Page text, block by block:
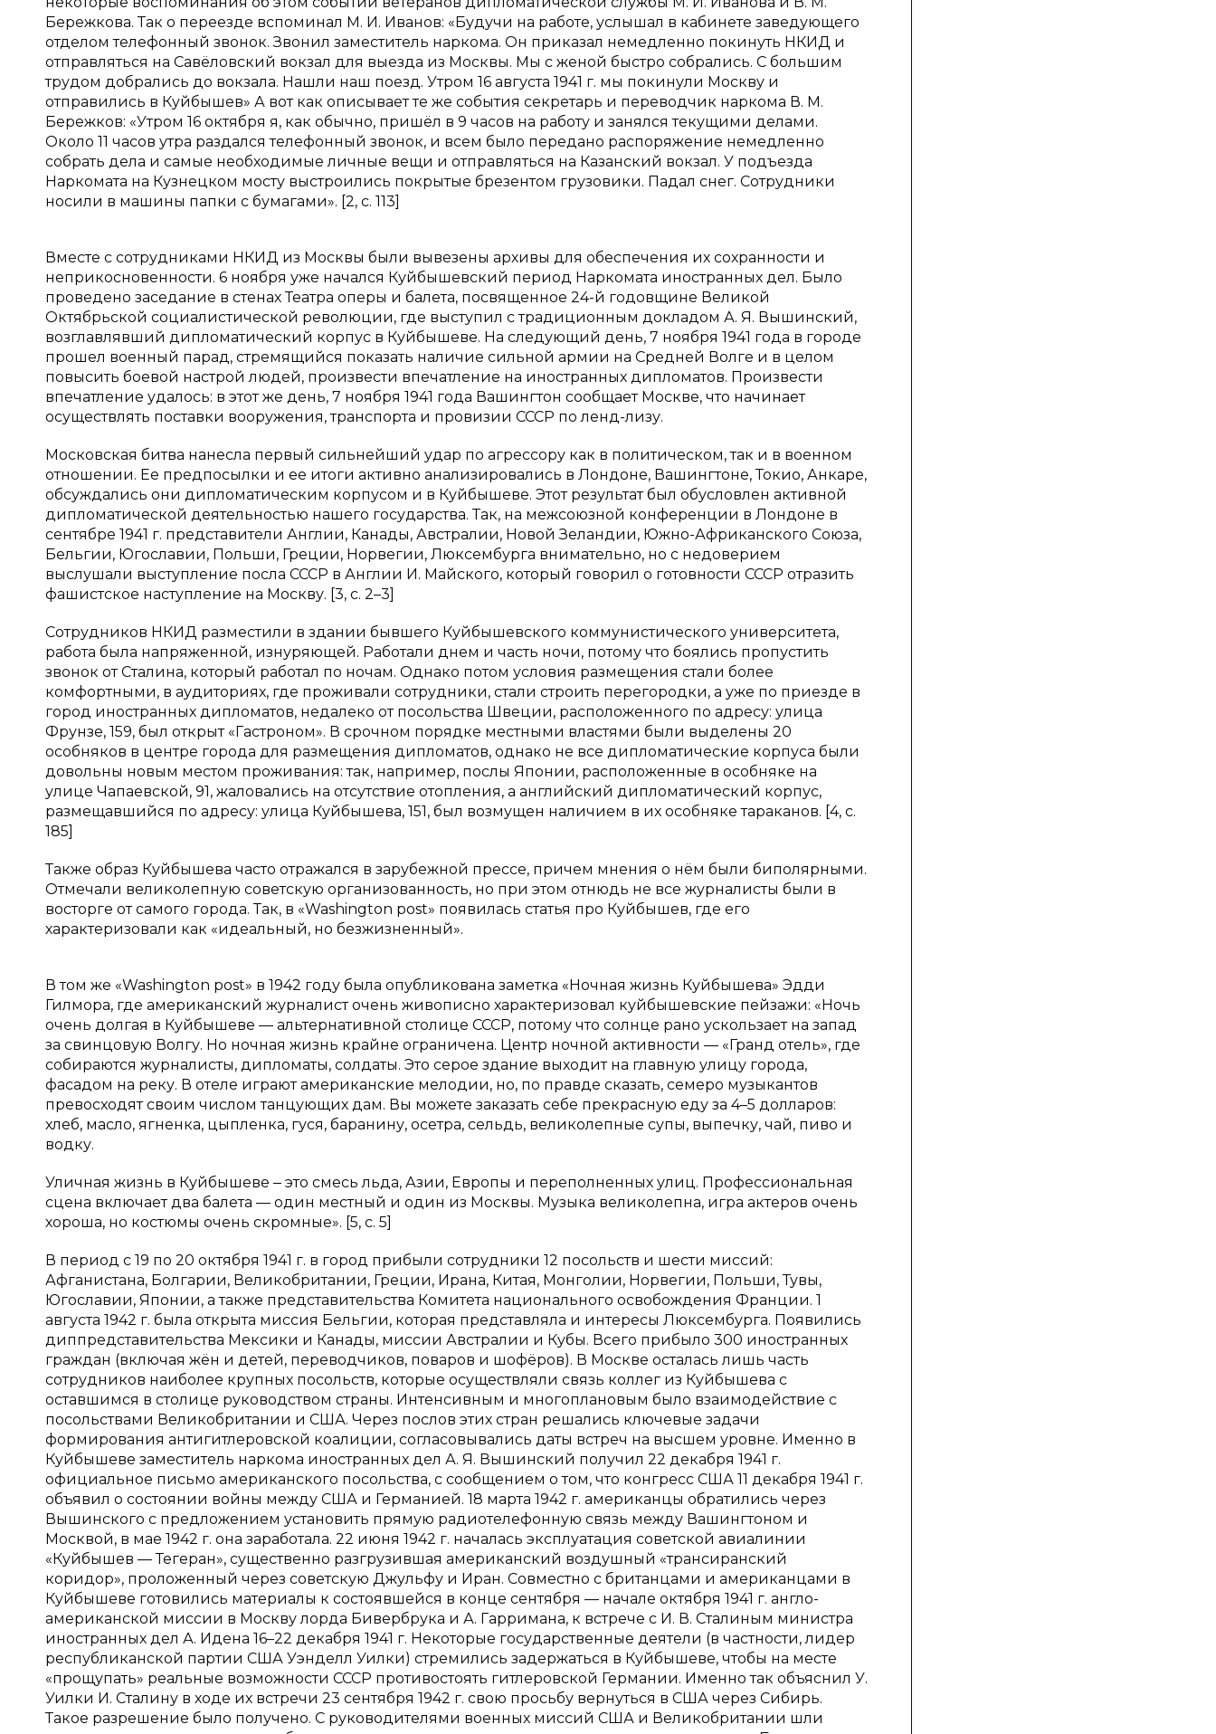
Бережкова. Так о переезде вспоминал М. И. Иванов: «Будучи на работе, услышал в кабинете заведующего
отделом телефонный звонок. Звонил заместитель наркома. Он приказал немедленно покинуть НКИД и
отправляться на Савёловский вокзал для выезда из Москвы. Мы с женой быстро собрались. С большим
трудом добрались до вокзала. Нашли наш поезд. Утром 16 августа 1941 г. мы покинули Москву и
отправились в Куйбышев» А вот как описывает те же события секретарь и переводчик наркома В. М.
Бережков: «Утром 16 октября я, как обычно, пришёл в 9 часов на работу и занялся текущими делами.
Около 11 часов утра раздался телефонный звонок, и всем было передано распоряжение немедленно
собрать дела и самые необходимые личные вещи и отправляться на Казанский вокзал. У подъезда
Наркомата на Кузнецком мосту выстроились покрытые брезентом грузовики. Падал снег. Сотрудники
носили в машины папки с бумагами». [2, с. 113]
Вместе с сотрудниками НКИД из Москвы были вывезены архивы для обеспечения их сохранности и
неприкосновенности. 6 ноября уже начался Куйбышевский период Наркомата иностранных дел. Было
проведено заседание в стенах Театра оперы и балета, посвященное 24-й годовщине Великой
Октябрьской социалистической революции, где выступил с традиционным докладом А. Я. Вышинский,
возглавлявший дипломатический корпус в Куйбышеве. На следующий день, 7 ноября 1941 года в городе
прошел военный парад, стремящийся показать наличие сильной армии на Средней Волге и в целом
повысить боевой настрой людей, произвести впечатление на иностранных дипломатов. Произвести
впечатление удалось: в этот же день, 7 ноября 1941 года Вашингтон сообщает Москве, что начинает
осуществлять поставки вооружения, транспорта и провизии СССР по ленд-лизу.
Московская битва нанесла первый сильнейший удар по агрессору как в политическом, так и в военном
отношении. Ее предпосылки и ее итоги активно анализировались в Лондоне, Вашингтоне, Токио, Анкаре,
обсуждались они дипломатическим корпусом и в Куйбышеве. Этот результат был обусловлен активной
дипломатической деятельностью нашего государства. Так, на межсоюзной конференции в Лондоне в
сентябре 1941 г. представители Англии, Канады, Австралии, Новой Зеландии, Южно-Африканского Союза,
Бельгии, Югославии, Польши, Греции, Норвегии, Люксембурга внимательно, но с недоверием
выслушали выступление посла СССР в Англии И. Майского, который говорил о готовности СССР отразить
фашистское наступление на Москву. [3, с. 2–3]
Сотрудников НКИД разместили в здании бывшего Куйбышевского коммунистического университета,
работа была напряженной, изнуряющей. Работали днем и часть ночи, потому что боялись пропустить
звонок от Сталина, который работал по ночам. Однако потом условия размещения стали более
комфортными, в аудиториях, где проживали сотрудники, стали строить перегородки, а уже по приезде в
город иностранных дипломатов, недалеко от посольства Швеции, расположенного по адресу: улица
Фрунзе, 159, был открыт «Гастроном». В срочном порядке местными властями были выделены 20
особняков в центре города для размещения дипломатов, однако не все дипломатические корпуса были
довольны новым местом проживания: так, например, послы Японии, расположенные в особняке на
улице Чапаевской, 91, жаловались на отсутствие отопления, а английский дипломатический корпус,
размещавшийся по адресу: улица Куйбышева, 151, был возмущен наличием в их особняке тараканов. [4, с.
185]
Также образ Куйбышева часто отражался в зарубежной прессе, причем мнения о нём были биполярными.
Отмечали великолепную советскую организованность, но при этом отнюдь не все журналисты были в
восторге от самого города. Так, в «Washington post» появилась статья про Куйбышев, где его
характеризовали как «идеальный, но безжизненный».
В том же «Washington post» в 1942 году была опубликована заметка «Ночная жизнь Куйбышева» Эдди
Гилмора, где американский журналист очень живописно характеризовал куйбышевские пейзажи: «Ночь
очень долгая в Куйбышеве — альтернативной столице СССР, потому что солнце рано ускользает на запад
за свинцовую Волгу. Но ночная жизнь крайне ограничена. Центр ночной активности — «Гранд отель», где
собираются журналисты, дипломаты, солдаты. Это серое здание выходит на главную улицу города,
фасадом на реку. В отеле играют американские мелодии, но, по правде сказать, семеро музыкантов
превосходят своим числом танцующих дам. Вы можете заказать себе прекрасную еду за 4–5 долларов:
хлеб, масло, ягненка, цыпленка, гуся, баранину, осетра, сельдь, великолепные супы, выпечку, чай, пиво и
водку.
Уличная жизнь в Куйбышеве ‒ это смесь льда, Азии, Европы и переполненных улиц. Профессиональная
сцена включает два балета — один местный и один из Москвы. Музыка великолепна, игра актеров очень
хороша, но костюмы очень скромные». [5, с. 5]
В период с 19 по 20 октября 1941 г. в город прибыли сотрудники 12 посольств и шести миссий:
Афганистана, Болгарии, Великобритании, Греции, Ирана, Китая, Монголии, Норвегии, Польши, Тувы,
Югославии, Японии, а также представительства Комитета национального освобождения Франции. 1
августа 1942 г. была открыта миссия Бельгии, которая представляла и интересы Люксембурга. Появились
диппредставительства Мексики и Канады, миссии Австралии и Кубы. Всего прибыло 300 иностранных
граждан (включая жён и детей, переводчиков, поваров и шофёров). В Москве осталась лишь часть
сотрудников наиболее крупных посольств, которые осуществляли связь коллег из Куйбышева с
оставшимся в столице руководством страны. Интенсивным и многоплановым было взаимодействие с
посольствами Великобритании и США. Через послов этих стран решались ключевые задачи
формирования антигитлеровской коалиции, согласовывались даты встреч на высшем уровне. Именно в
Куйбышеве заместитель наркома иностранных дел А. Я. Вышинский получил 22 декабря 1941 г.
официальное письмо американского посольства, с сообщением о том, что конгресс США 11 декабря 1941 г.
объявил о состоянии войны между США и Германией. 18 марта 1942 г. американцы обратились через
Вышинского с предложением установить прямую радиотелефонную связь между Вашингтоном и
Москвой, в мае 1942 г. она заработала. 22 июня 1942 г. началась эксплуатация советской авиалинии
«Куйбышев — Тегеран», существенно разгрузившая американский воздушный «трансиранский
коридор», проложенный через советскую Джульфу и Иран. Совместно с британцами и американцами в
Куйбышеве готовились материалы к состоявшейся в конце сентября — начале октября 1941 г. англо-
американской миссии в Москву лорда Бивербрука и А. Гарримана, к встрече с И. В. Сталиным министра
иностранных дел А. Идена 16–22 декабря 1941 г. Некоторые государственные деятели (в частности, лидер
республиканской партии США Уэнделл Уилки) стремились задержаться в Куйбышеве, чтобы на месте
«прощупать» реальные возможности СССР противостоять гитлеровской Германии. Именно так объяснил У.
Уилки И. Сталину в ходе их встречи 23 сентября 1942 г. свою просьбу вернуться в США через Сибирь.
Такое разрешение было получено. С руководителями военных миссий США и Великобритании шли